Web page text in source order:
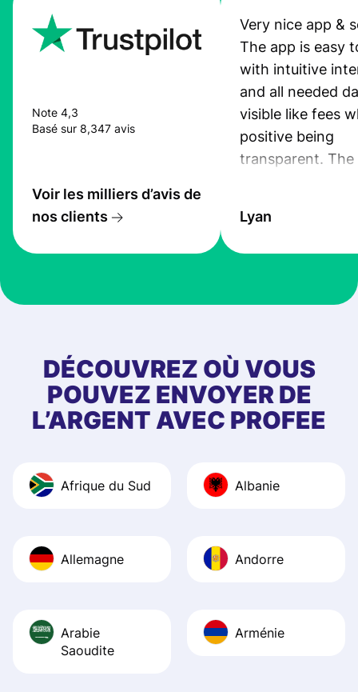
Note 4,3
Basé sur 8,347 avis
Voir les milliers d’avis de
nos clients
Very nice app &
The app is easy
with intuitive
and all needed
visible like fees
positive being
transparent. The
the exchange
at Profee is very
first started
app, and they
quick to provide
and helpful
Recommend it!
Lyan
DÉCOUVREZ OÙ VOUS
POUVEZ ENVOYER DE
L’ARGENT AVEC PROFEE
Afrique du Sud Albanie
Allemagne Andorre
Arabie
Saoudite
Arménie